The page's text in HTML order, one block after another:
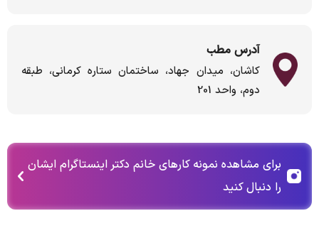
آدرس مطب
کاشان، میدان جهاد، ساختمان ستاره کرمانی، طبقه
دوم، واحد 201
برای مشاهده نمونه کارهای خانم دکتر اینستاگرام ایشان
را دنبال کنید